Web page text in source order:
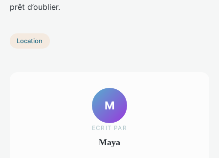
prêt d’oublier.
Location
M
ECRIT PAR
Maya